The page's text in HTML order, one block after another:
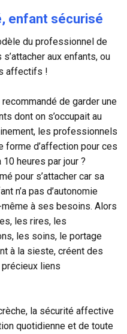
enfant sécurisé
du professionnel de
aux enfants, ou
affectifs !
de garder une
dont on s’occupait au
les professionnels
forme d’affection pour ces
heures par jour ?
pour s’attacher car sa
n’a pas d’autonomie
à ses besoins. Alors
les rires, les
les soins, le portage
à la sieste, créent des
liens
la sécurité affective
quotidienne et de toute